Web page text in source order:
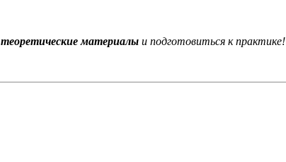
теоретические материалы и подготовиться к практике!